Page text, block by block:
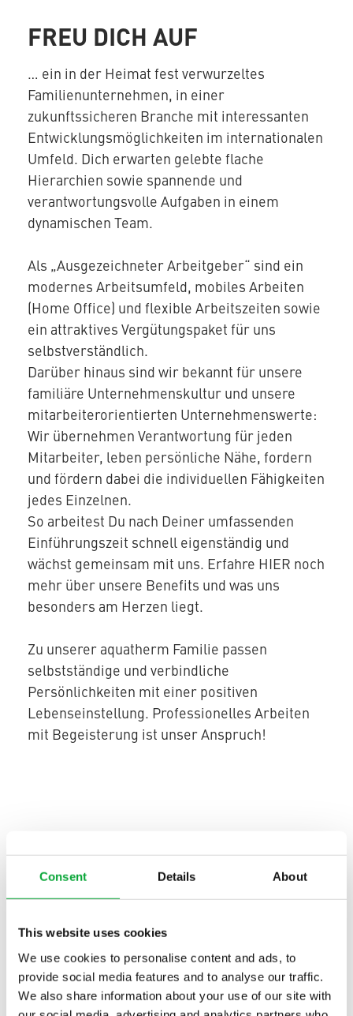
Consent Details About
This website uses cookies
We use cookies to personalise content and ads, to
provide social media features and to analyse our traffic.
We also share information about your use of our site with
FREU DICH AUF
… ein in der Heimat fest verwurzeltes
Familienunternehmen, in einer
zukunftssicheren Branche mit interessanten
Entwicklungsmöglichkeiten im internationalen
Umfeld. Dich erwarten gelebte flache
Hierarchien sowie spannende und
verantwortungsvolle Aufgaben in einem
dynamischen Team.
Als „Ausgezeichneter Arbeitgeber“ sind ein
modernes Arbeitsumfeld, mobiles Arbeiten
(Home Office) und flexible Arbeitszeiten sowie
ein attraktives Vergütungspaket für uns
selbstverständlich.
Darüber hinaus sind wir bekannt für unsere
familiäre Unternehmenskultur und unsere
mitarbeiterorientierten Unternehmenswerte:
Wir übernehmen Verantwortung für jeden
Mitarbeiter, leben persönliche Nähe, fordern
und fördern dabei die individuellen Fähigkeiten
jedes Einzelnen.
So arbeitest Du nach Deiner umfassenden
Einführungszeit schnell eigenständig und
wächst gemeinsam mit uns. Erfahre HIER noch
mehr über unsere Benefits und was uns
besonders am Herzen liegt.
Zu unserer aquatherm Familie passen
selbstständige und verbindliche
Persönlichkeiten mit einer positiven
Lebenseinstellung. Professionelles Arbeiten
mit Begeisterung ist unser Anspruch!